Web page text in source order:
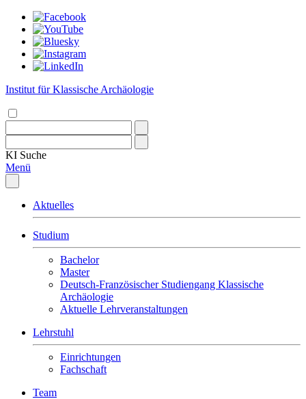
Institut für Klassische Archäologie
KI Suche
Menü
Aktuelles
Studium
Bachelor
Master
Deutsch-Französischer Studiengang Klassische
Archäologie
Aktuelle Lehrveranstaltungen
Lehrstuhl
Einrichtungen
Fachschaft
Team